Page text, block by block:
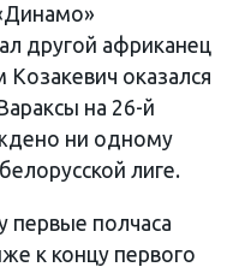
другой африканец
Козакевич оказался
на 26-й
ни одному
лиге.
первые полчаса
к концу первого